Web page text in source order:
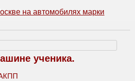
на автомобилях марки
ученика.